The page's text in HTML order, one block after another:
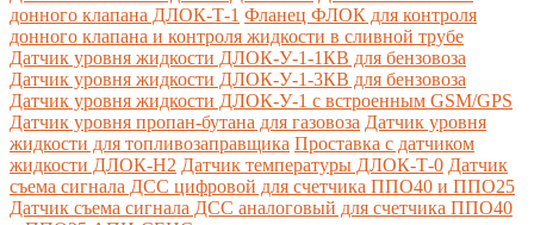
донного клапана ДЛОК-Т-1 Фланец ФЛОК для контроля
донного клапана и контроля жидкости в сливной трубе
Датчик уровня жидкости ДЛОК-У-1-1КВ для бензовоза
Датчик уровня жидкости ДЛОК-У-1-3КВ для бензовоза
Датчик уровня жидкости ДЛОК-У-1 с встроенным GSM/GPS
Датчик уровня пропан-бутана для газовоза Датчик уровня
жидкости для топливозаправщика Проставка с датчиком
жидкости ДЛОК-Н2 Датчик температуры ДЛОК-Т-0 Датчик
съема сигнала ДСС цифровой для счетчика ППО40 и ППО25
Датчик съема сигнала ДСС аналоговый для счетчика ППО40